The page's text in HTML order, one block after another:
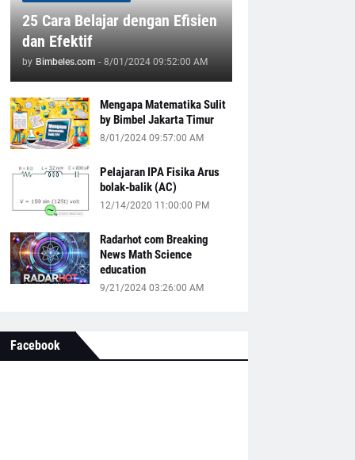
25 Cara Belajar dengan Efisien
dan Efektif
by Bimbeles.com - 8/01/2024 09:52:00 AM
Mengapa Matematika Sulit
by Bimbel Jakarta Timur
8/01/2024 09:57:00 AM
Pelajaran IPA Fisika Arus
bolak-balik (AC)
12/14/2020 11:00:00 PM
Radarhot com Breaking
News Math Science
education
9/21/2024 03:26:00 AM
Facebook